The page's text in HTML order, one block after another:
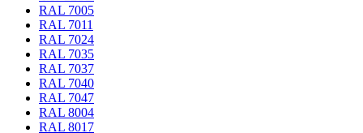
RAL 7005
RAL 7011
RAL 7024
RAL 7035
RAL 7037
RAL 7040
RAL 7047
RAL 8004
RAL 8017